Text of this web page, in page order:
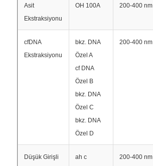
Hakkımızda
Asit
Ekstraksiyonu
OH 100A
200-400 nm
cfDNA
Ekstraksiyonu
bkz. DNA
Özel A
cf DNA
Özel B
bkz. DNA
Özel C
bkz. DNA
Özel D
200-400 nm
Düşük Girişli ah c 200-400 nm